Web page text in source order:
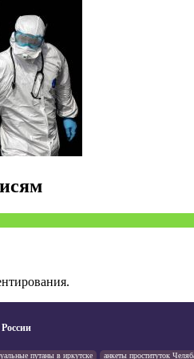
путаны в иркутске анкеты проституток